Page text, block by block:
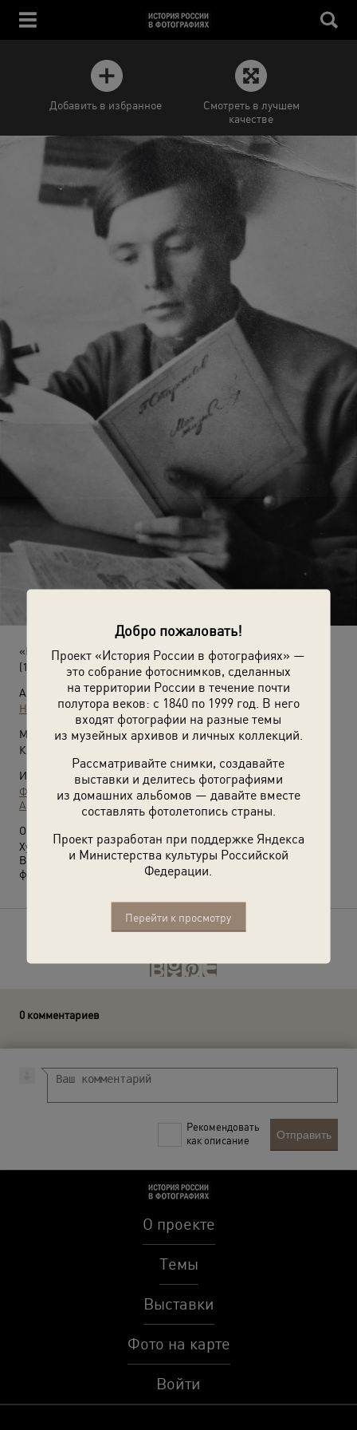
Добро пожаловать!
Проект «История России в фотографиях» —
это собрание фотоснимков, сделанных
на территории России в течение почти
полутора веков: с 1840 по 1999 год. В него
входят фотографии на разные темы
из музейных архивов и личных коллекций.
Рассматривайте снимки, создавайте
выставки и делитесь фотографиями
из домашних альбомов — давайте вместе
составлять фотолетопись страны.
Проект разработан при поддержке Яндекса
и Министерства культуры Российской
Федерации.
Перейти к просмотру
Добавить в избранное
Смотреть в лучшем
качестве
«Принимая творческий опыт»
(1947 год)
Автор:
Неизвестный автор
Место съемки:
Красноярский край, пос. Назарово
Источники:
Фотографии пользователей russiainphoto.ru
Архив Ольги Можаевой
О фотографии:
Художник В. И. Мешков.
Выставка«Певец Севера. Владимир Ильич Мешков»
фотографией.
0 комментариев
Рекомендовать
как описание
Отправить
О проекте
Темы
Выставки
Фото на карте
Войти